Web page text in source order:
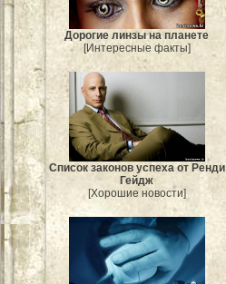
Дорогие линзы на планете
[Интересные факты]
Список законов успеха от Ренди
Гейдж
[Хорошие новости]